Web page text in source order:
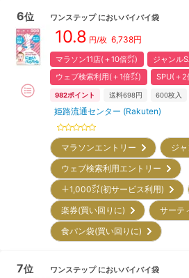
6位 ワンステップ においバイバイ袋
10.8 円/枚 6,738円
マラソン11店(＋10倍㌽)
ジャンル
ウェブ検索利用(＋1倍㌽)
SPU(＋2
982ポイント 送料698円 600枚入
姫路流通センター (Rakuten)
マラソンエントリー
ジ
ウェブ検索利用エントリー
＋1,000㌽(初サービス利用)
楽券(買い回りに)
サーテ
食パン袋(買い回りに)
7位 ワンステップ においバイバイ袋